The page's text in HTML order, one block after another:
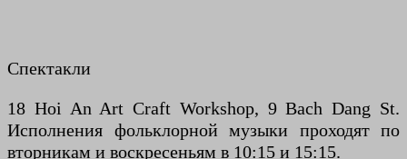
Спектакли
18 Hoi An Art Craft Workshop, 9 Bach Dang St.
Исполнения фольклорной музыки проходят по
вторникам и воскресеньям в 10:15 и 15:15.